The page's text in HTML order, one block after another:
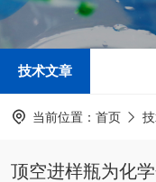
技术文章
当前位置： 首页
顶空进样瓶为化